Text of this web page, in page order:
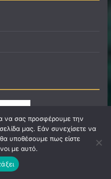
να σας προσφέρουμε την
μας. Εάν συνεχίσετε να
θα υποθέσουμε πως είστε
με αυτό.